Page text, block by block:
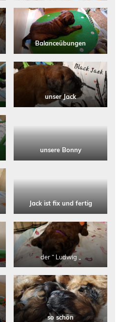
Balanceübungen
unser Jack
unsere Bonny
Jack ist fix und fertig
der “ Ludwig „
so schön